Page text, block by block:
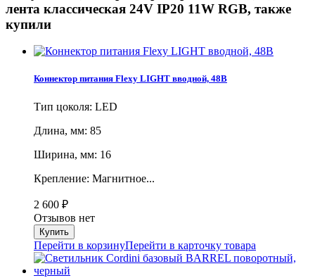
лента классическая 24V IP20 11W RGB, также
купили
Коннектор питания Flexy LIGHT вводной, 48В
Тип цоколя: LED
Длина, мм: 85
Ширина, мм: 16
Крепление: Магнитное...
2 600 ₽
Отзывов нет
Перейти в корзинуПерейти в карточку товара